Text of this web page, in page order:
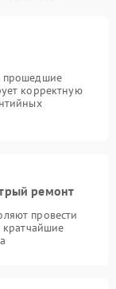
прошедшие
корректную
ремонт
провести
кратчайшие